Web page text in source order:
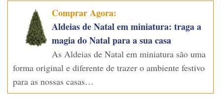
Comprar Agora:
Aldeias de Natal em miniatura: traga a
magia do Natal para a sua casa
As Aldeias de Natal em miniatura são uma
forma original e diferente de trazer o ambiente festivo
para as nossas casas…